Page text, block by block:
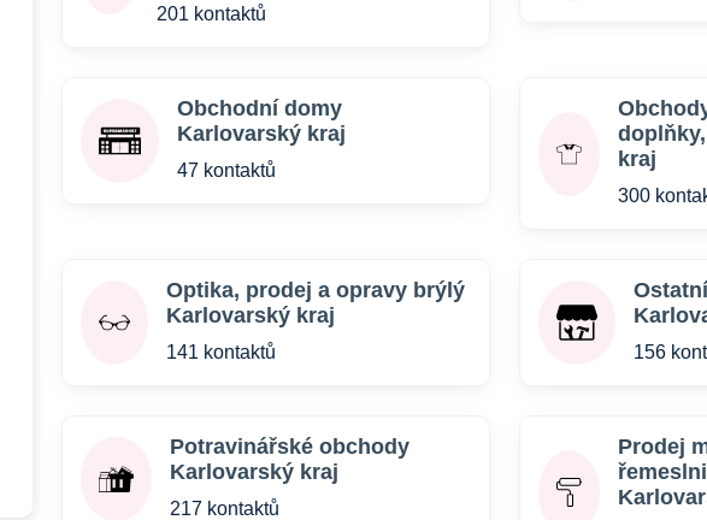
201 kontaktů
Obchodní domy
Karlovarský kraj
47 kontaktů
kraj
300
Optika, prodej a opravy brýlý
Karlovarský kraj
141 kontaktů 156
Potravinářské obchody
Karlovarský kraj
217 kontaktů
Prodej